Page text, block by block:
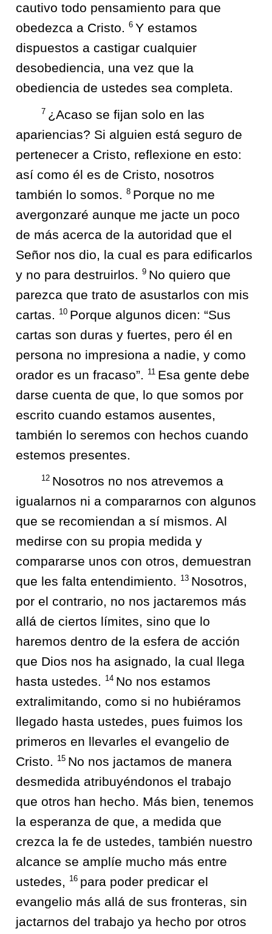
cautivo todo pensamiento para que
obedezca a Cristo. 6 Y estamos
dispuestos a castigar cualquier
desobediencia, una vez que la
obediencia de ustedes sea completa.
7 ¿Acaso se fijan solo en las
apariencias? Si alguien está seguro de
pertenecer a Cristo, reflexione en esto:
así como él es de Cristo, nosotros
también lo somos. 8 Porque no me
avergonzaré aunque me jacte un poco
de más acerca de la autoridad que el
Señor nos dio, la cual es para edificarlos
y no para destruirlos. 9 No quiero que
parezca que trato de asustarlos con mis
cartas.
10 Porque algunos dicen: “Sus
cartas son duras y fuertes, pero él en
persona no impresiona a nadie, y como
orador es un fracaso”.
11 Esa gente debe
darse cuenta de que, lo que somos por
escrito cuando estamos ausentes,
también lo seremos con hechos cuando
estemos presentes.
12 Nosotros no nos atrevemos a
igualarnos ni a compararnos con algunos
que se recomiendan a sí mismos. Al
medirse con su propia medida y
compararse unos con otros, demuestran
que les falta entendimiento.
13 Nosotros,
por el contrario, no nos jactaremos más
allá de ciertos límites, sino que lo
haremos dentro de la esfera de acción
que Dios nos ha asignado, la cual llega
hasta ustedes.
14 No nos estamos
extralimitando, como si no hubiéramos
llegado hasta ustedes, pues fuimos los
primeros en llevarles el evangelio de
Cristo.
15 No nos jactamos de manera
desmedida atribuyéndonos el trabajo
que otros han hecho. Más bien, tenemos
la esperanza de que, a medida que
crezca la fe de ustedes, también nuestro
alcance se amplíe mucho más entre
ustedes,
16 para poder predicar el
evangelio más allá de sus fronteras, sin
jactarnos del trabajo ya hecho por otros